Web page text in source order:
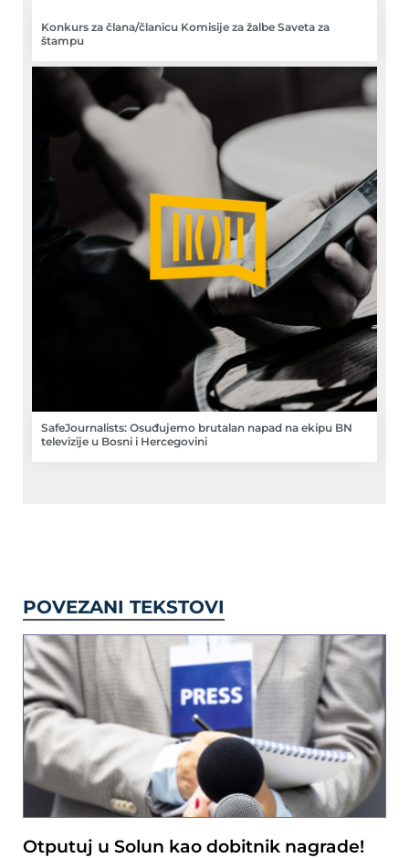
Konkurs za člana/članicu Komisije za žalbe Saveta za
štampu
SafeJournalists: Osuđujemo brutalan napad na ekipu BN
televizije u Bosni i Hercegovini
POVEZANI TEKSTOVI
Otputuj u Solun kao dobitnik nagrade!